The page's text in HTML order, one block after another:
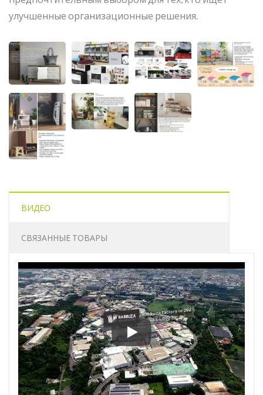
улучшенные организационные решения.
ВИДЕО
СВЯЗАННЫЕ ТОВАРЫ
Ежегодная распродажа